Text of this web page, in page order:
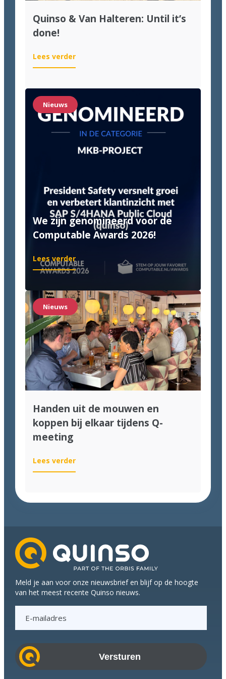
Quinso & Van Halteren: Until it’s
done!
Lees verder:
Quinso
Van
Halteren:
Until
it’s
done!
Nieuws
We zijn genomineerd voor de
Computable Awards 2026!
Lees verder:
We
genomineerd
voor
de
Computable
Awards
2026!
Nieuws
Handen uit de mouwen en
koppen bij elkaar tijdens Q-
meeting
Lees verder:
Handen
mouwen
elkaar
tijdens
Q-
meeting
Meld je aan voor onze nieuwsbrief en blijf op de hoogte
van het meest recente Quinso nieuws.
a
i